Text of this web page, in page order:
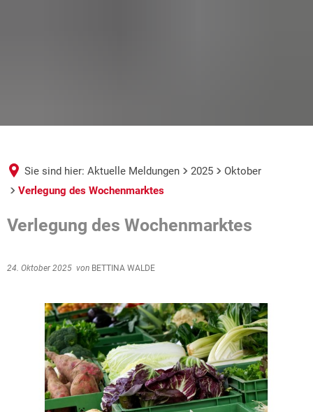
Sie sind hier: Aktuelle Meldungen 2025
Oktober
Verlegung des Wochenmarktes
Verlegung des Wochenmarktes
24. Oktober 2025 von BETTINA WALDE